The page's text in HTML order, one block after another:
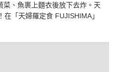
菜、魚裹上麵衣後放下去炸。天
「天婦羅定食 FUJISHIMA」